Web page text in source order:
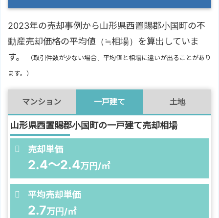
2023年の売却事例から山形県西置賜郡小国町の不
動産売却価格の平均値（≒相場）を算出していま
す。
（取引件数が少ない場合、平均値と相場に違いが出ることがあり
ます。）
マンション 一戸建て 土地
山形県西置賜郡小国町の一戸建て売却相場
売却単価
2.4～2.4万円/㎡
平均売却単価
2.7万円/㎡